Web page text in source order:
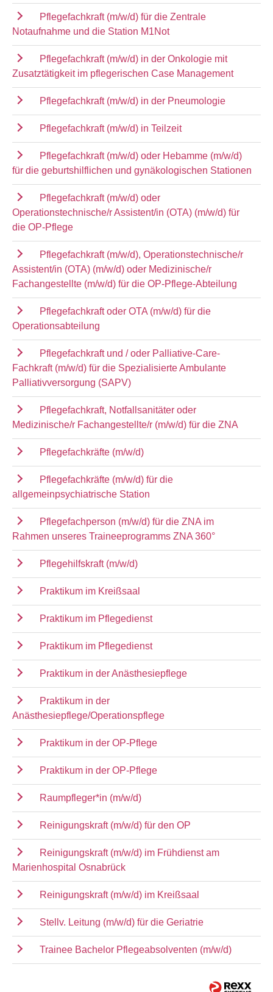
Pflegefachkraft (m/w/d) für die Zentrale
Notaufnahme und die Station M1Not
Pflegefachkraft (m/w/d) in der Onkologie mit
Zusatztätigkeit im pflegerischen Case Management
Pflegefachkraft (m/w/d) in der Pneumologie
Pflegefachkraft (m/w/d) in Teilzeit
Pflegefachkraft (m/w/d) oder Hebamme (m/w/d)
für die geburtshilflichen und gynäkologischen Stationen
Pflegefachkraft (m/w/d) oder
Operationstechnische/r Assistent/in (OTA) (m/w/d) für
die OP-Pflege
Pflegefachkraft (m/w/d), Operationstechnische/r
Assistent/in (OTA) (m/w/d) oder Medizinische/r
Fachangestellte (m/w/d) für die OP-Pflege-Abteilung
Pflegefachkraft oder OTA (m/w/d) für die
Operationsabteilung
Pflegefachkraft und / oder Palliative-Care-
Fachkraft (m/w/d) für die Spezialisierte Ambulante
Palliativversorgung (SAPV)
Pflegefachkraft, Notfallsanitäter oder
Medizinische/r Fachangestellte/r (m/w/d) für die ZNA
Pflegefachkräfte (m/w/d)
Pflegefachkräfte (m/w/d) für die
allgemeinpsychiatrische Station
Pflegefachperson (m/w/d) für die ZNA im
Rahmen unseres Traineeprogramms ZNA 360°
Pflegehilfskraft (m/w/d)
Praktikum im Kreißsaal
Praktikum im Pflegedienst
Praktikum im Pflegedienst
Praktikum in der Anästhesiepflege
Praktikum in der
Anästhesiepflege/Operationspflege
Praktikum in der OP-Pflege
Praktikum in der OP-Pflege
Raumpfleger*in (m/w/d)
Reinigungskraft (m/w/d) für den OP
Reinigungskraft (m/w/d) im Frühdienst am
Marienhospital Osnabrück
Reinigungskraft (m/w/d) im Kreißsaal
Stellv. Leitung (m/w/d) für die Geriatrie
Trainee Bachelor Pflegeabsolventen (m/w/d)